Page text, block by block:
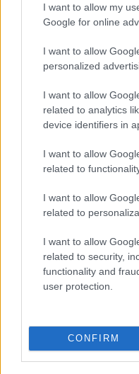
I want to allow my
Google for online
I want to allow
personalized
I want to allow
related to analytics
device identifiers in
I want to allow
related to
I want to allow
related to
I want to allow
related to security,
functionality and
user protection.
CONFIRM